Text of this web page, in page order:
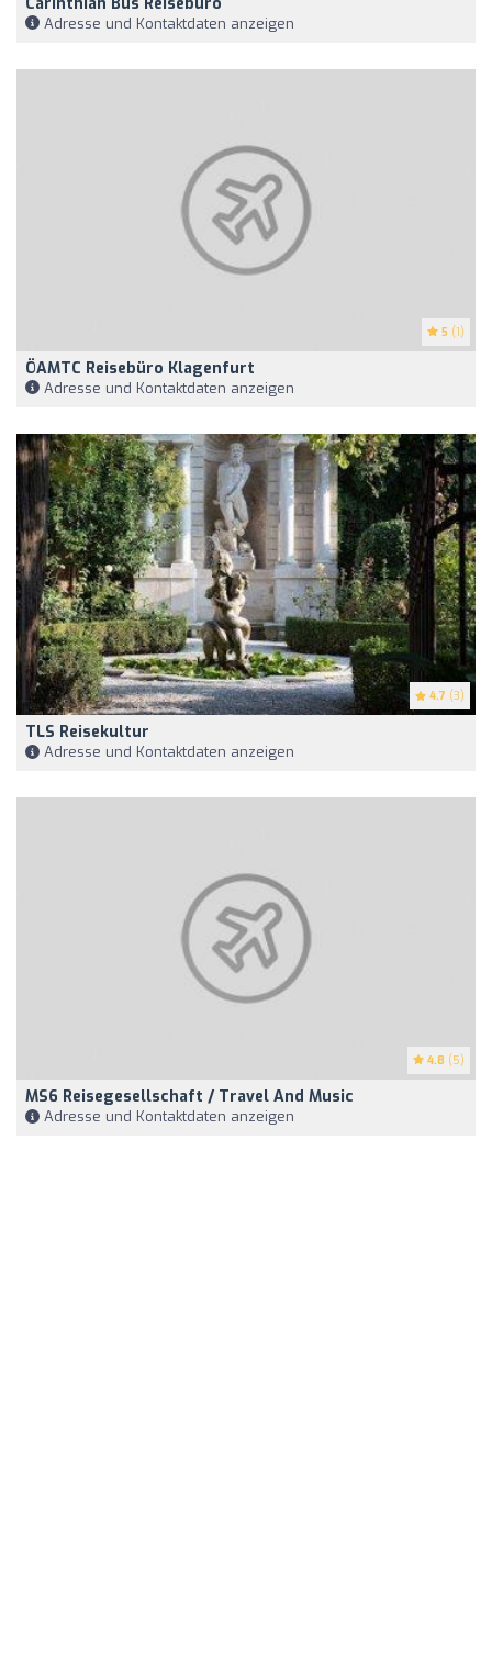
Adresse und Kontaktdaten anzeigen
5 (1)
ÖAMTC Reisebüro Klagenfurt
Adresse und Kontaktdaten anzeigen
4.7 (3)
TLS Reisekultur
Adresse und Kontaktdaten anzeigen
4.8 (5)
MS6 Reisegesellschaft / Travel And Music
Adresse und Kontaktdaten anzeigen